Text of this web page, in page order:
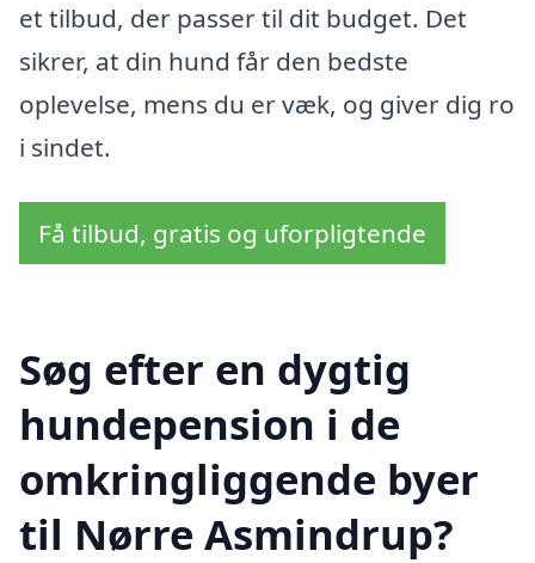
et tilbud, der passer til dit budget. Det
sikrer, at din hund får den bedste
oplevelse, mens du er væk, og giver dig ro
i sindet.
Få tilbud, gratis og uforpligtende
Søg efter en dygtig
hundepension i de
omkringliggende byer
til Nørre Asmindrup?